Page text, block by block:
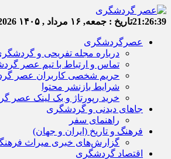
21:26:39تاریخ : جمعه, ۱۶ مرداد , ۱۴۰۵
عصرگردشگری
درباره مجله تفریحی و
تماس و ارتباط با تیم عصر
حریم شخصی کاربران عصر
شرایط بازنشر محتوا
خرید رپورتاژ و بک لینک عصر
جاهای دیدنی و گردشگری
راهنمای سفر
فرهنگ و تاریخ (ایران و جهان)
گزارش‌های خبری میراث
اقتصاد گردشگری